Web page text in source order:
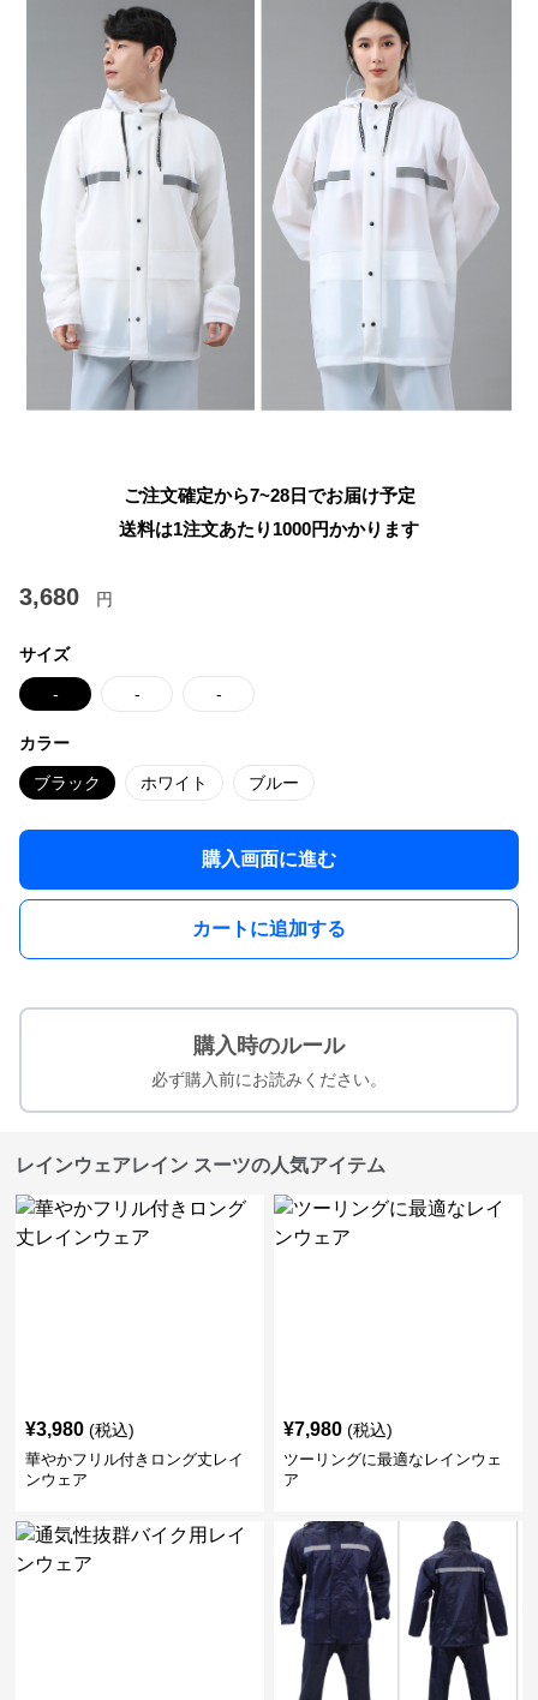
ご注文確定から7~28日でお届け予定
送料は1注文あたり 1000円かかります
3,680 円
サイズ
- - -
カラー
ブラック ホワイト ブルー
購入画面に進む
カートに追加する
購入時のルール
必ず購入前にお読みください。
レインウェアレイン スーツの人気アイテム
¥3,980 (税込)
華やかフリル付きロング丈レイ
ンウェア
¥7,980 (税込)
ツーリングに最適なレインウェ
ア